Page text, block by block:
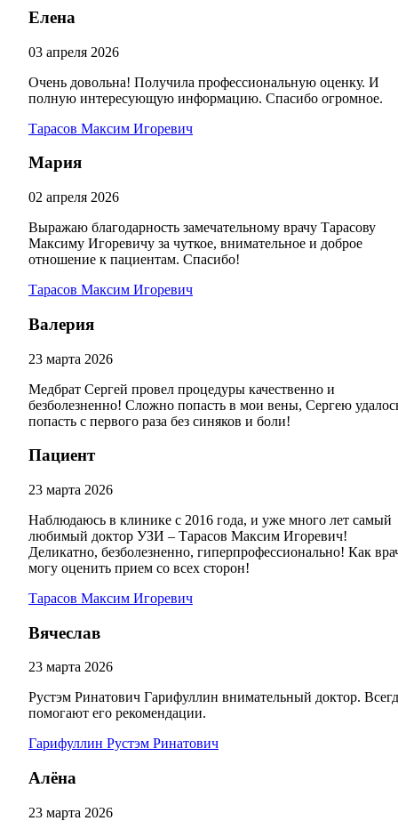
Елена
03 апреля 2026
Очень довольна! Получила профессиональную оценку. И
полную интересующую информацию. Спасибо огромное.
Тарасов Максим Игоревич
Мария
02 апреля 2026
Выражаю благодарность замечательному врачу Тарасову
Максиму Игоревичу за чуткое, внимательное и доброе
отношение к пациентам. Спасибо!
Тарасов Максим Игоревич
Валерия
23 марта 2026
Медбрат Сергей провел процедуры качественно и
безболезненно! Сложно попасть в мои вены, Сергею
попасть с первого раза без синяков и боли!
Пациент
23 марта 2026
Наблюдаюсь в клинике с 2016 года, и уже много лет самый
любимый доктор УЗИ – Тарасов Максим Игоревич!
Деликатно, безболезненно, гиперпрофессионально! Как
могу оценить прием со всех сторон!
Тарасов Максим Игоревич
Вячеслав
23 марта 2026
Рустэм Ринатович Гарифуллин внимательный доктор.
помогают его рекомендации.
Гарифуллин Рустэм Ринатович
Алёна
23 марта 2026